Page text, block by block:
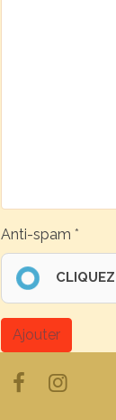
Anti-spam
Ajouter